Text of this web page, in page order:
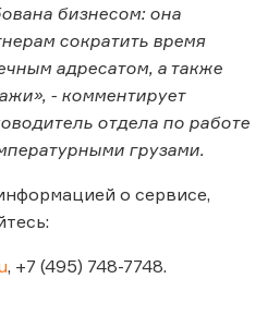
бизнесом: она
сократить время
адресатом, а также
- комментирует
отдела по работе
грузами.
о сервисе,
, +7 (495) 748-7748.